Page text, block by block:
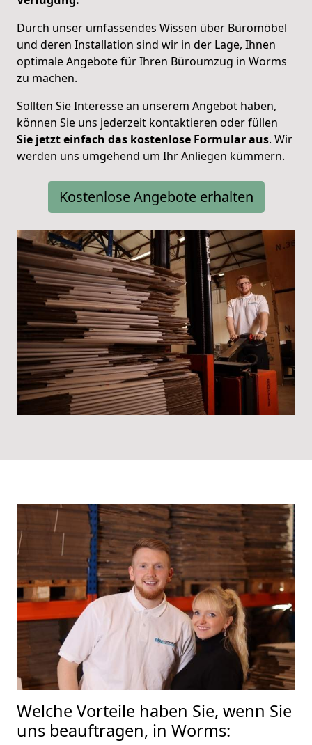
Durch unser umfassendes Wissen über Büromöbel
und deren Installation sind wir in der Lage, Ihnen
optimale Angebote für Ihren Büroumzug in Worms
zu machen.
Sollten Sie Interesse an unserem Angebot haben,
können Sie uns jederzeit kontaktieren oder füllen
Sie jetzt einfach das kostenlose Formular aus. Wir
werden uns umgehend um Ihr Anliegen kümmern.
Kostenlose Angebote erhalten
Welche Vorteile haben Sie, wenn Sie
uns beauftragen, in Worms: